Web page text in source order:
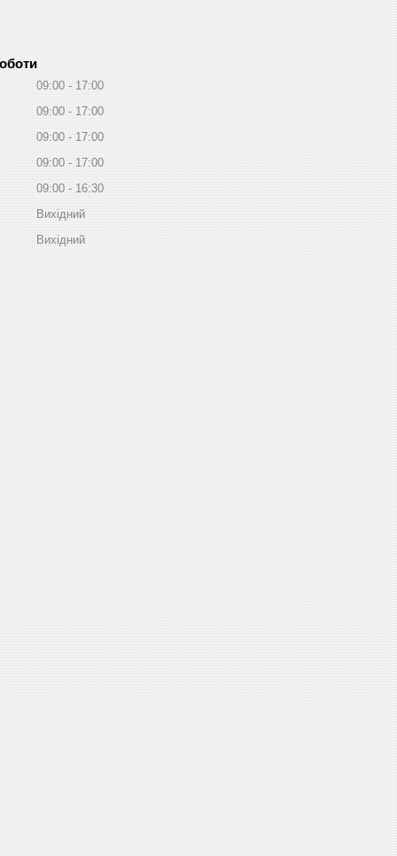
09:00
17:00
09:00
17:00
09:00
17:00
09:00
17:00
09:00
16:30
Вихідний
Вихідний